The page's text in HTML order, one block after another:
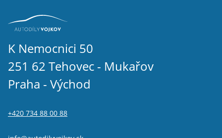
K Nemocnici 50
251 62 Tehovec - Mukařov
Praha - Východ
+420 734 88 00 88